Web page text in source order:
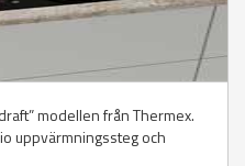
modellen från Thermex.
uppvärmningssteg och